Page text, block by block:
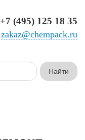
+7 (495) 125 18 35
zakaz@chempack.ru